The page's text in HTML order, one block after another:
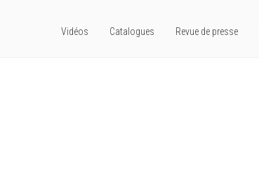
Vidéos Catalogues Revue de presse